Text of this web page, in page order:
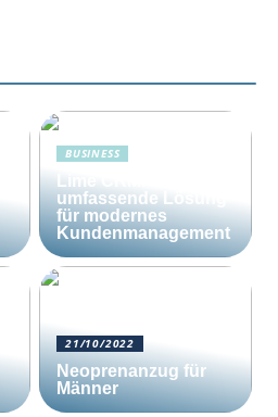
BUSINESS
Lime CRM: Die
umfassende Lösung
für modernes
Kundenmanagement
21/10/2022
Neoprenanzug für
Männer